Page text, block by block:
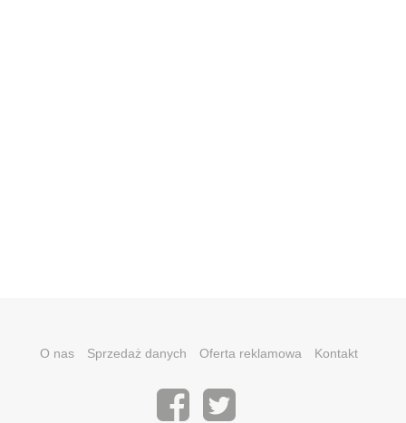
O nas Sprzedaż danych Oferta reklamowa Kontakt